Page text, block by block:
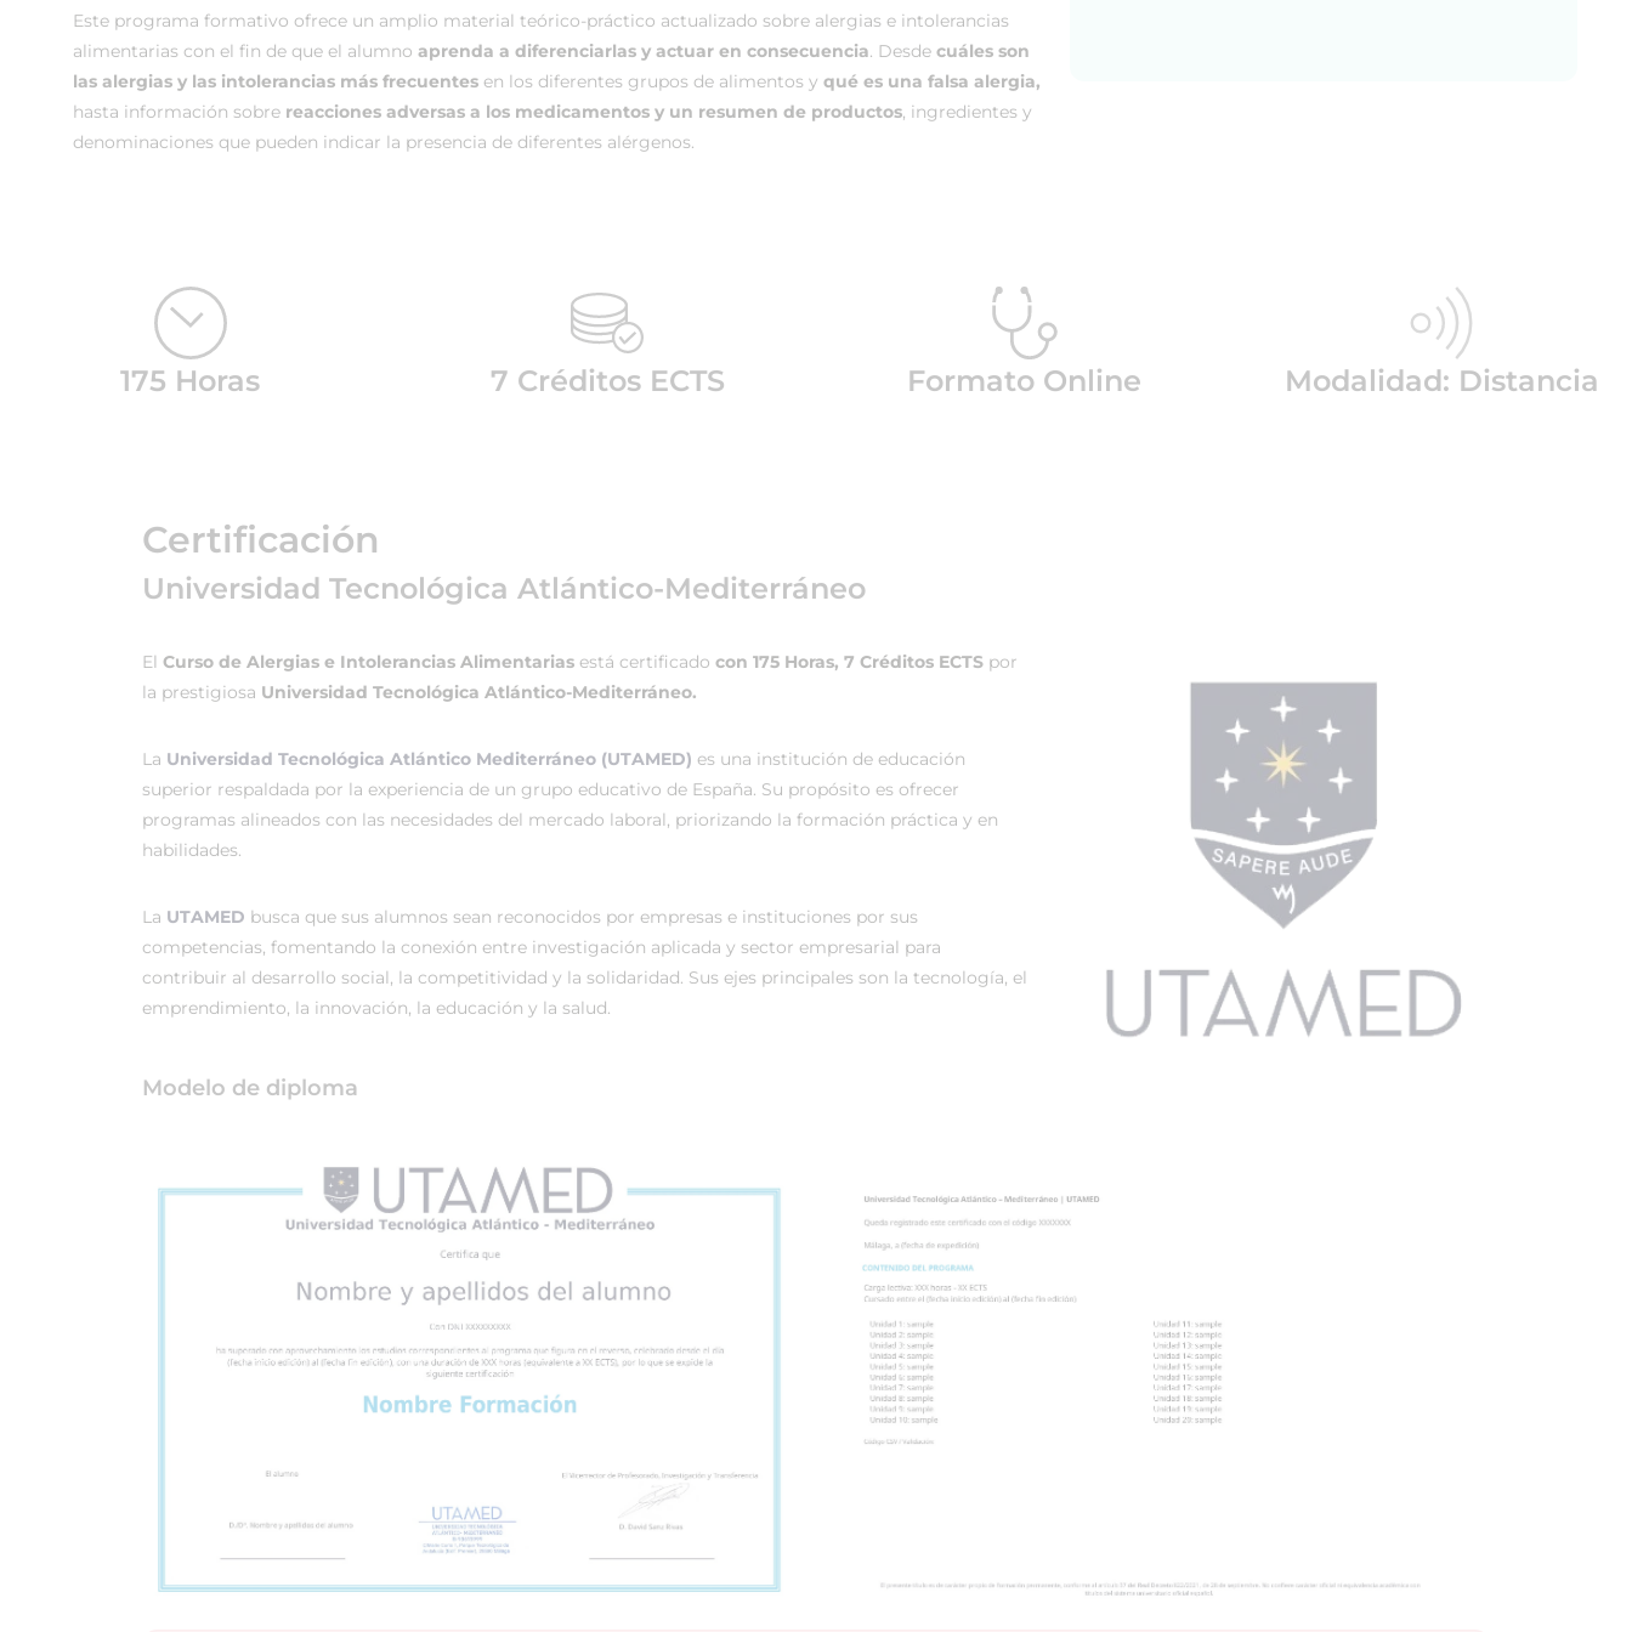
Este programa formativo ofrece un amplio material teórico-práctico actualizado sobre alergias e intolerancias
alimentarias con el fin de que el alumno aprenda a diferenciarlas y actuar en consecuencia. Desde cuáles son
las alergias y las intolerancias más frecuentes en los diferentes grupos de alimentos y qué es una falsa alergia,
hasta información sobre reacciones adversas a los medicamentos y un resumen de productos, ingredientes y
denominaciones que pueden indicar la presencia de diferentes alérgenos.
175 Horas 7 Créditos ECTS Formato Online Modalidad: Distancia
Certificación
Universidad Tecnológica Atlántico-Mediterráneo
El Curso de Alergias e Intolerancias Alimentarias está certificado con 175 Horas, 7 Créditos ECTS por
la prestigiosa Universidad Tecnológica Atlántico-Mediterráneo.
La Universidad Tecnológica Atlántico Mediterráneo (UTAMED) es una institución de educación
superior respaldada por la experiencia de un grupo educativo de España. Su propósito es ofrecer
programas alineados con las necesidades del mercado laboral, priorizando la formación práctica y en
habilidades.
La UTAMED busca que sus alumnos sean reconocidos por empresas e instituciones por sus
competencias, fomentando la conexión entre investigación aplicada y sector empresarial para
contribuir al desarrollo social, la competitividad y la solidaridad. Sus ejes principales son la tecnología, el
emprendimiento, la innovación, la educación y la salud.
Modelo de diploma